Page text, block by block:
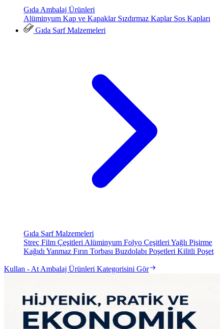
Gıda Ambalaj Ürünleri
Alüminyum Kap ve Kapaklar Sızdırmaz Kaplar Sos Kapları
Gıda Sarf Malzemeleri
Gıda Sarf Malzemeleri
Streç Film Çeşitleri Alüminyum Folyo Çeşitleri Yağlı Pişirme
Kağıdı Yanmaz Fırın Torbası Buzdolabı Poşetleri Kilitli Poşet
Kullan - At Ambalaj Ürünleri Kategorisini Gör